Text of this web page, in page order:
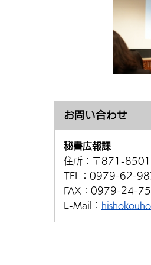
お問い合わせ
秘書広報課
住所： 〒871-8501
TEL： 0979-62-
FAX： 0979-24-
E-Mail：